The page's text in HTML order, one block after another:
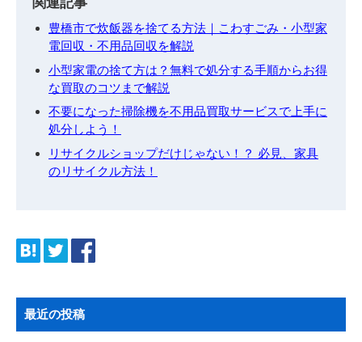
豊橋市で炊飯器を捨てる方法｜こわすごみ・小型家
電回収・不用品回収を解説
小型家電の捨て方は？無料で処分する手順からお得
な買取のコツまで解説
不要になった掃除機を不用品買取サービスで上手に
処分しよう！
リサイクルショップだけじゃない！？ 必見、家具
のリサイクル方法！
最近の投稿